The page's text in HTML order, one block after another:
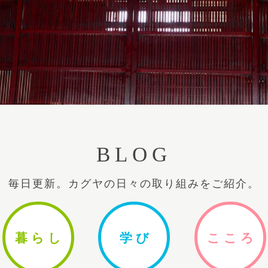
BLOG
毎日更新。カグヤの日々の取り組みをご紹介。
暮ら し 学 び ここ ろ